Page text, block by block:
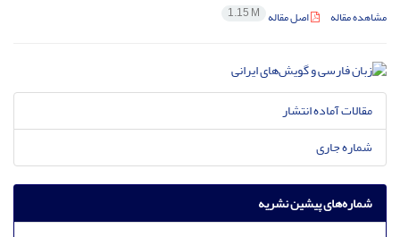
مشاهده مقاله اصل مقاله 1.15 M
مقالات آماده انتشار
شماره جاری
شماره‌های پیشین نشریه